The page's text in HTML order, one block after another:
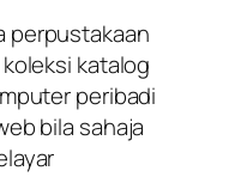
perpustakaan
katalog
peribadi
bila sahaja